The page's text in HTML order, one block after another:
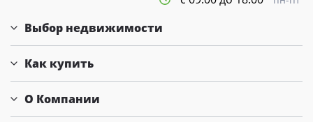
Выбор недвижимости
Как купить
О Компании